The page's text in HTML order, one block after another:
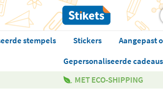
stempels Stickers Aangepast
Gepersonaliseerde cadeaus
MET ECO-SHIPPING